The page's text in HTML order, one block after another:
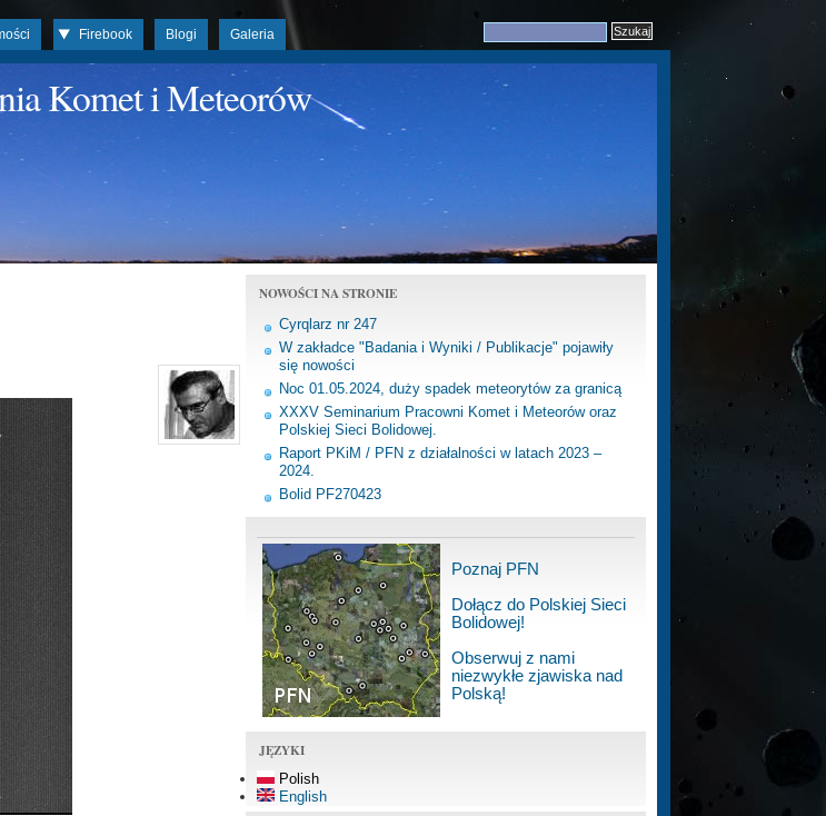
Firebook Blogi Galeria
Komet i Meteorów
NOWOŚCI NA STRONIE
Cyrqlarz nr 247
W zakładce "Badania i Wyniki / Publikacje" pojawiły
się nowości
Noc 01.05.2024, duży spadek meteorytów za granicą
XXXV Seminarium Pracowni Komet i Meteorów oraz
Polskiej Sieci Bolidowej.
Raport PKiM / PFN z działalności w latach 2023 –
2024.
Bolid PF270423
Poznaj PFN
Dołącz do Polskiej Sieci
Bolidowej!
Obserwuj z nami
niezwykłe zjawiska nad
Polską!
JĘZYKI
Polish
English